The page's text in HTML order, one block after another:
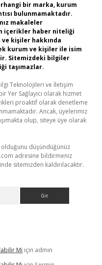
bir marka, kurum
bulunmamaktadır.
makaleler
içerikler haber niteliği
kişiler hakkında
kurum ve kişiler ile isim
Sitemizdeki bilgiler
taşımazlar.
Teknolojileri ve İletişim
Yer Sağlayıcı olarak hizmet
proaktif olarak denetleme
Ancak, üyelerimiz
olup, siteye üye olarak
olduğunu düşündüğünüz
adresine bildirmeniz
sitemizden kaldırılacaktır.
Mi için admin